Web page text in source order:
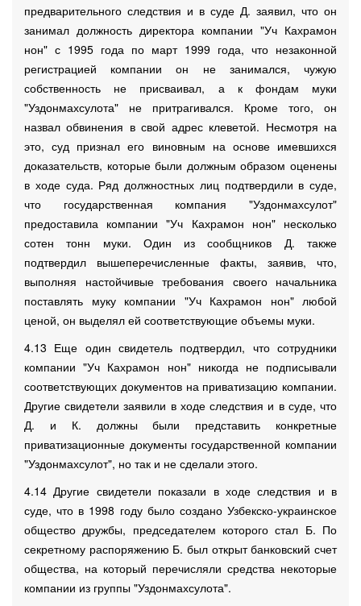
предварительного следствия и в суде Д. заявил, что он
занимал должность директора компании "Уч Кахрамон
нон" с 1995 года по март 1999 года, что незаконной
регистрацией компании он не занимался, чужую
собственность не присваивал, а к фондам муки
"Уздонмахсулота" не притрагивался. Кроме того, он
назвал обвинения в свой адрес клеветой. Несмотря на
это, суд признал его виновным на основе имевшихся
доказательств, которые были должным образом оценены
в ходе суда. Ряд должностных лиц подтвердили в суде,
что государственная компания "Уздонмахсулот"
предоставила компании "Уч Кахрамон нон" несколько
сотен тонн муки. Один из сообщников Д. также
подтвердил вышеперечисленные факты, заявив, что,
выполняя настойчивые требования своего начальника
поставлять муку компании "Уч Кахрамон нон" любой
ценой, он выделял ей соответствующие объемы муки.
4.13 Еще один свидетель подтвердил, что сотрудники
компании "Уч Кахрамон нон" никогда не подписывали
соответствующих документов на приватизацию компании.
Другие свидетели заявили в ходе следствия и в суде, что
Д. и К. должны были представить конкретные
приватизационные документы государственной компании
"Уздонмахсулот", но так и не сделали этого.
4.14 Другие свидетели показали в ходе следствия и в
суде, что в 1998 году было создано Узбекско-украинское
общество дружбы, председателем которого стал Б. По
секретному распоряжению Б. был открыт банковский счет
общества, на который перечисляли средства некоторые
компании из группы "Уздонмахсулота".